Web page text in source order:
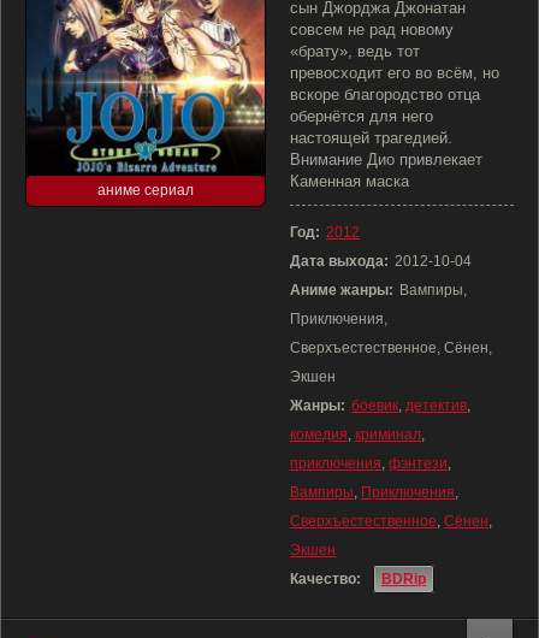
аниме сериал
сын Джорджа Джонатан
совсем не рад новому
«брату», ведь тот
превосходит его во всём, но
вскоре благородство отца
обернётся для него
настоящей трагедией.
Внимание Дио привлекает
Каменная маска
Год: 2012
Дата выхода: 2012-10-04
Аниме жанры: Вампиры,
Приключения,
Сверхъестественное, Сёнен,
Экшен
Жанры: боевик, детектив,
комедия, криминал,
приключения, фэнтези,
Вампиры, Приключения,
Сверхъестественное, Сёнен,
Экшен
Качество:
BDRip